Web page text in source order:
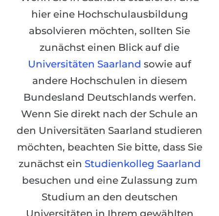
Mathematik
Bundesländer
BERUFE
Berufe
Studienfächer
Beispiel-Stellenangebote
BERUFSORIENTIERUNG
Holland-Test
IB Diploma
1. Studienjahr
2.–3. Studienjahr
Medizin
Ingenieurwesen
Physik
Management
Anderes Fach
BEWERBEN AUS …
hier eine Hochschulausbildung
absolvieren möchten, sollten Sie
zunächst einen Blick auf die
Universitäten Saarland sowie auf
andere Hochschulen in diesem
Bundesland Deutschlands werfen.
Wenn Sie direkt nach der Schule an
den Universitäten Saarland studieren
möchten, beachten Sie bitte, dass Sie
zunächst ein Studienkolleg Saarland
besuchen und eine Zulassung zum
Studium an den deutschen
Universitäten in Ihrem gewählten